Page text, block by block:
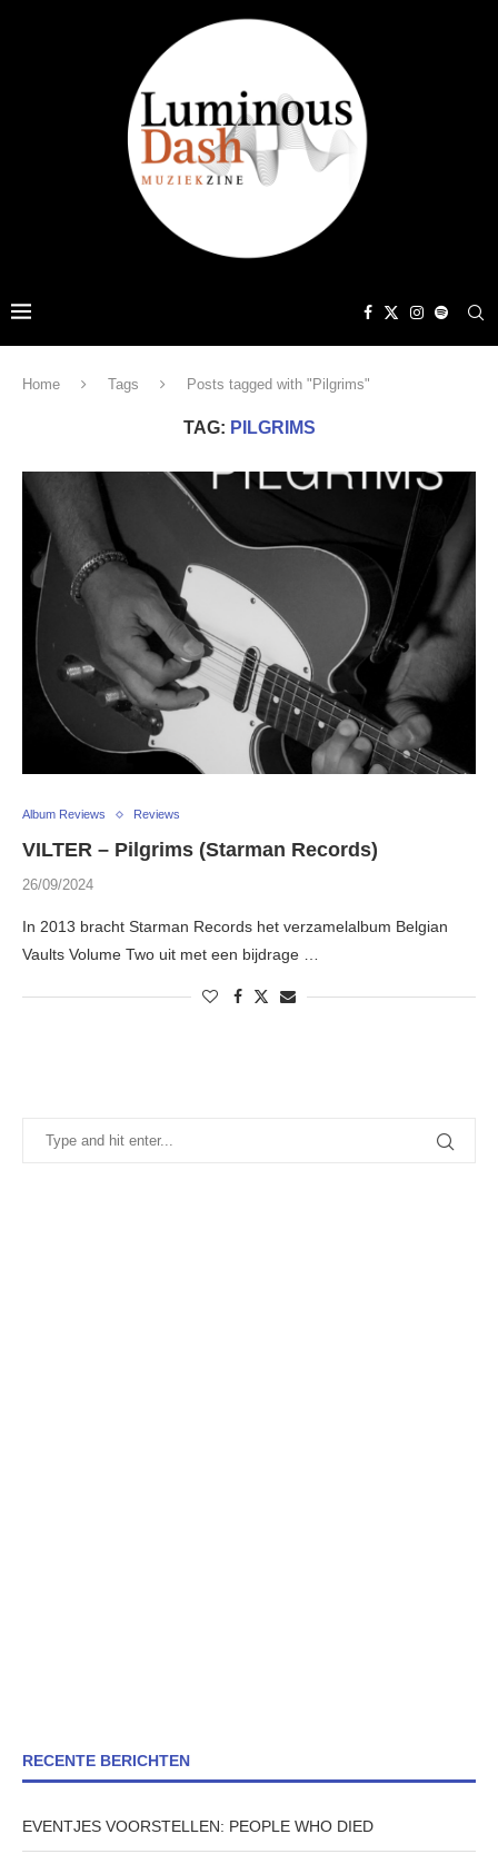
Home Tags Posts tagged with "Pilgrims"
TAG: PILGRIMS
Album Reviews Reviews
VILTER – Pilgrims (Starman Records)
26/09/2024
In 2013 bracht Starman Records het verzamelalbum Belgian
Vaults Volume Two uit met een bijdrage …
RECENTE BERICHTEN
EVENTJES VOORSTELLEN: PEOPLE WHO DIED